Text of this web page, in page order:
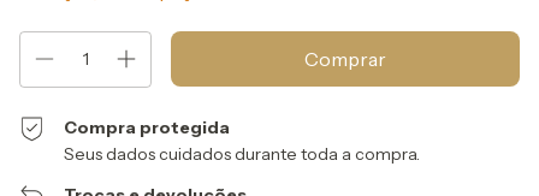
Compra protegida
Seus dados cuidados durante toda a compra.